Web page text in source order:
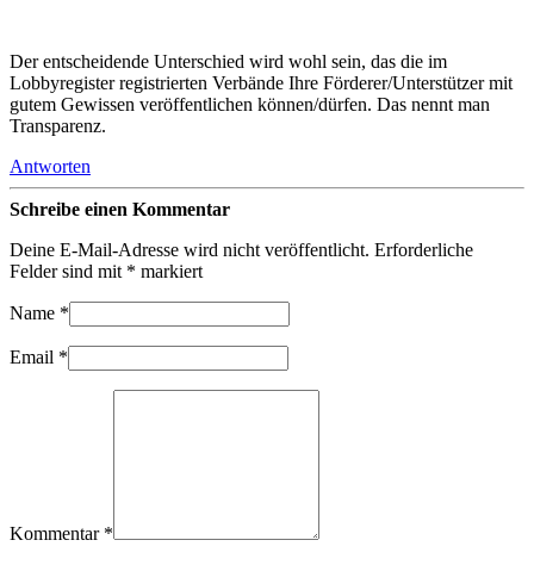
Der entscheidende Unterschied wird wohl sein, das die im
Lobbyregister registrierten Verbände Ihre Förderer/Unterstützer mit
gutem Gewissen veröffentlichen können/dürfen. Das nennt man
Transparenz.
Antworten
Schreibe einen Kommentar
Deine E-Mail-Adresse wird nicht veröffentlicht. Erforderliche
Felder sind mit * markiert
Name *
Email *
Kommentar *